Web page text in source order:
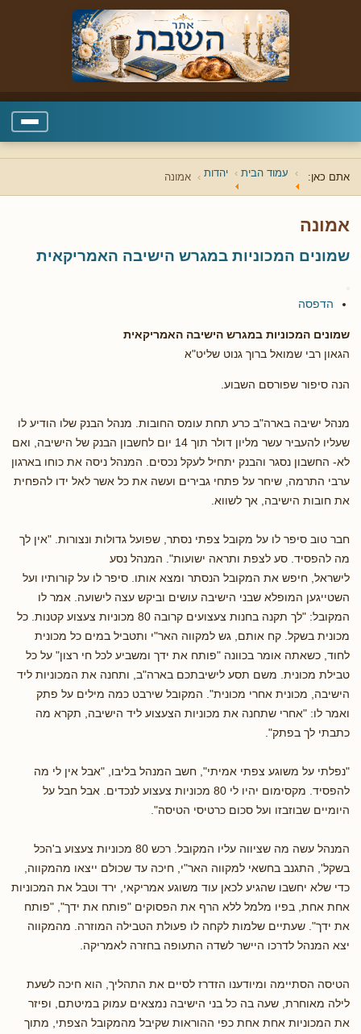
אתם כאן: עמוד הבית יהדות אמונה
אמונה
שמונים המכוניות במגרש הישיבה האמריקאית
הדפסה
שמונים המכוניות במגרש הישיבה האמריקאית
הגאון רבי שמואל ברוך גנוט שליט"א
הנה סיפור שפורסם השבוע.
מנהל ישיבה בארה"ב כרע תחת עומס החובות. מנהל הבנק שלו הודיע לו
שעליו להעביר עשר מליון דולר תוך 14 יום לחשבון הבנק של הישיבה, ואם
לא- החשבון נסגר והבנק יתחיל לעקל נכסים. המנהל ניסה את כוחו בארגון
ערבי התרמה, שיחר על פתחי גבירים ועשה את כל אשר לאל ידו להפחית
את חובות הישיבה, אך לשווא.
חבר טוב סיפר לו על מקובל צפתי נסתר, שפועל גדולות ונצורות. "אין לך
מה להפסיד. סע לצפת ותראה ישועות". המנהל נסע
לישראל, חיפש את המקובל הנסתר ומצא אותו. סיפר לו על קורותיו ועל
השטייגען המופלא שבני הישיבה עושים וביקש עצה לישועה. אמר לו
המקובל: "לך תקנה בחנות צעצועים קרובה 80 מכוניות צעצוע קטנות. כל
מכונית בשקל. קח אותם, גש למקווה האר"י ותטביל במים כל מכונית
לחוד, כשאתה אומר בכוונה "פותח את ידך ומשביע לכל חי רצון" על כל
טבילת מכונית. משם תסע לישיבתכם בארה"ב, ותחנה את המכוניות ליד
הישיבה, מכונית אחרי מכונית". המקובל שירבט כמה מילים על פתק
ואמר לו: "אחרי שתחנה את מכוניות הצעצוע ליד הישיבה, תקרא מה
כתבתי לך בפתק".
"נפלתי על משוגע צפתי אמיתי", חשב המנהל בליבו, "אבל אין לי מה
להפסיד. מקסימום יהיו לי 80 מכוניות צעצוע לנכדים. אבל חבל על
היומיים שבוזבזו ועל סכום כרטיסי הטיסה".
המנהל עשה מה שציווה עליו המקובל. רכש 80 מכוניות צעצוע ב'הכל
בשקל', התגנב בחשאי למקווה האר"י, חיכה עד שכולם ייצאו מהמקווה,
כדי שלא יחשבו שהגיע לכאן עוד משוגע אמריקאי, ירד וטבל את המכוניות
אחת אחת, בפיו מלמל ללא הרף את הפסוקים "פותח את ידך", "פותח
את ידך". שעתיים שלמות לקחה לו פעולת הטבילה המוזרה. מהמקווה
יצא המנהל לדרכו היישר לשדה התעופה בחזרה לאמריקה.
הטיסה הסתיימה ומיודענו הזדרז לסיים את התהליך, הוא חיכה לשעת
לילה מאוחרת, שעה בה כל בני הישיבה נמצאים עמוק במיטתם, ופיזר
את המכוניות אחת אחת כפי ההוראות שקיבל מהמקובל הצפתי, מתוך